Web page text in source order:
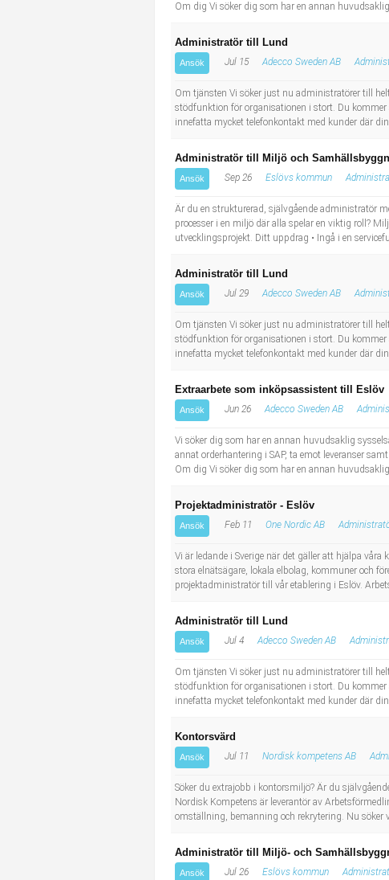
Om dig Vi söker dig som har en annan
Administratör till Lund
Ansök Jul 15 Adecco Sweden AB
Om tjänsten Vi söker just nu administratörer till
stödfunktion för organisationen i stort. Du
innefatta mycket telefonkontakt med kunder där
Administratör till Miljö och
Ansök Sep 26 Eslövs kommun
Är du en strukturerad, självgående administratör
processer i en miljö där alla spelar en viktig roll?
utvecklingsprojekt. Ditt uppdrag • Ingå i en
Administratör till Lund
Ansök Jul 29 Adecco Sweden AB
Om tjänsten Vi söker just nu administratörer till
stödfunktion för organisationen i stort. Du
innefatta mycket telefonkontakt med kunder där
Extraarbete som inköpsassistent till Eslöv
Ansök Jun 26 Adecco Sweden AB
Vi söker dig som har en annan huvudsaklig
annat orderhantering i SAP, ta emot leveranser
Om dig Vi söker dig som har en annan
Projektadministratör - Eslöv
Ansök Feb 11 One Nordic AB
Vi är ledande i Sverige när det gäller att hjälpa
stora elnätsägare, lokala elbolag, kommuner och
projektadministratör till vår etablering i Eslöv.
Administratör till Lund
Ansök Jul 4 Adecco Sweden AB
Om tjänsten Vi söker just nu administratörer till
stödfunktion för organisationen i stort. Du
innefatta mycket telefonkontakt med kunder där
Kontorsvärd
Ansök Jul 11 Nordisk kompetens AB
Söker du extrajobb i kontorsmiljö? Är du
Nordisk Kompetens är leverantör av
omställning, bemanning och rekrytering. Nu
Administratör till Miljö- och
Ansök Jul 26 Eslövs kommun